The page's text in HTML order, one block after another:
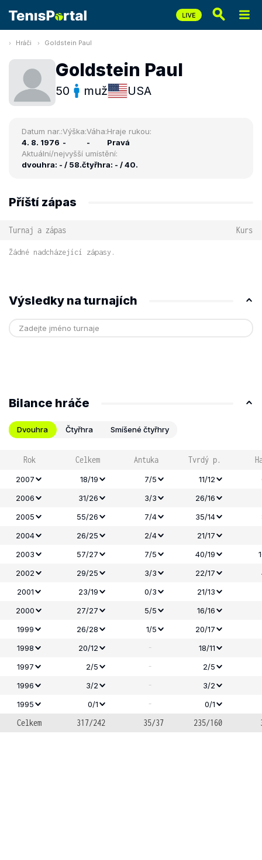
Hráči Goldstein Paul
Goldstein Paul
50 muž USA
Datum nar.:
4. 8. 1976
Výška:
-
Váha:
-
Hraje rukou:
Pravá
Aktuální/nejvyšší umístění:
dvouhra: - / 58.čtyřhra: - / 40.
Příští zápas
Turnaj a zápas Kurs
Žádné nadcházející zápasy.
Výsledky na turnajích
Bilance hráče
Dvouhra Čtyřhra Smíšené čtyřhry
Rok Celkem Antuka Tvrdý p.
2007 18/19 7/5 11/12
2006
31/26 3/3
26/16
2005
55/26 7/4 35/14
2004
26/25 2/4
21/17
2003
57/27 7/5 40/19
2002
29/25 3/3 22/17
2001
23/19 0/3 21/13
2000
27/27 5/5 16/16
1999
26/28 1/5 20/17
1998
20/12 -
18/11
1997
2/5 -
2/5
1996
3/2 -
3/2
1995
0/1 - 0/1
Celkem 317/242 35/37 235/160